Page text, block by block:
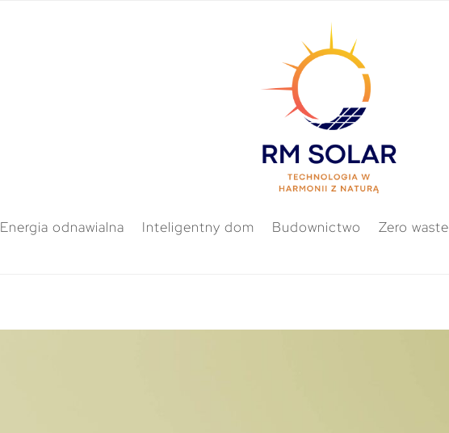
Energia odnawialna Inteligentny dom Budownictwo Zero waste